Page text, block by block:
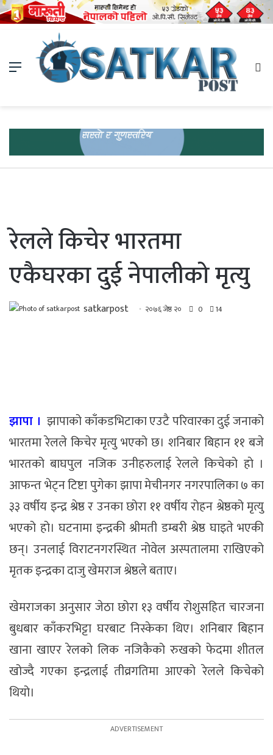
Menu
रेलले किचेर भारतमा
एकैघरका दुई नेपालीको मृत्यु
satkarpost २०७६ जेष्ठ २० 0 14
झापा । झापाको काँकडभिटाका एउटै परिवारका दुई जनाको
भारतमा रेलले किचेर मृत्यु भएको छ। शनिबार बिहान ११ बजे
भारतको बाघपुल नजिक उनीहरुलाई रेलले किचेको हाे ।
आफन्त भेट्न टिष्टा पुगेका झापा मेचीनगर नगरपालिका ७ का
३३ वर्षीय इन्द्र श्रेष्ठ र उनका छोरा ११ वर्षीय रोहन श्रेष्ठको मृत्यु
भएको हो। घटनामा इन्द्रकी श्रीमती डम्बरी श्रेष्ठ घाइते भएकी
छन्। उनलाई विराटनगरस्थित नोवेल अस्पतालमा राखिएको
मृतक इन्द्रका दाजु खेमराज श्रेष्ठले बताए।
खेमराजका अनुसार जेठा छोरा १३ वर्षीय रोशुसहित चारजना
बुधबार काँकरभिट्टा घरबाट निस्केका थिए। शनिबार बिहान
खाना खाएर रेलको लिक नजिकैको रुखको फेदमा शीतल
खोज्दै गएका इन्द्रलाई तीव्रगतिमा आएको रेलले किचेको
थियो।